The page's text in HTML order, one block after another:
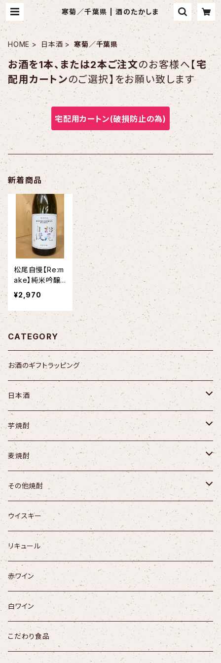
寒菊／千葉県 | 酒のたかしま
HOME 日本酒 寒菊／千葉県
お酒を1本、または2本ご注文のお客様へ【宅
配用カートンのご選択】をお願い致します
宅配用カートン(破損防止の為)
新着商品
松尾自慢【Re:m
ake】純米吟醸
無濾過一度火入
れ原酒 1.8L
¥2,970
CATEGORY
お酒のギフトラッピング
日本酒
不動／千葉県
遊我月酔／千葉県
福祝／千葉県
寒菊／千葉県
三千櫻／北海道
陸奥八仙／青森県
山本／秋田県
まんさくの花／秋田県
芋焼酎
夢鏡
うえぞの
園乃露
さつま寿
神座
海・くじら
明るい農村
麦焼酎
無一物
九十九
壱岐の島
つくし
釈云麦
松露くろむぎ
その他焼酎
【米】よろしく千萬あるべし
【米】九代目
【黒糖】ネリヤカナヤ
【栗】ダバダ火振
ウイスキー
リキュール
赤ワイン
白ワイン
こだわり食品